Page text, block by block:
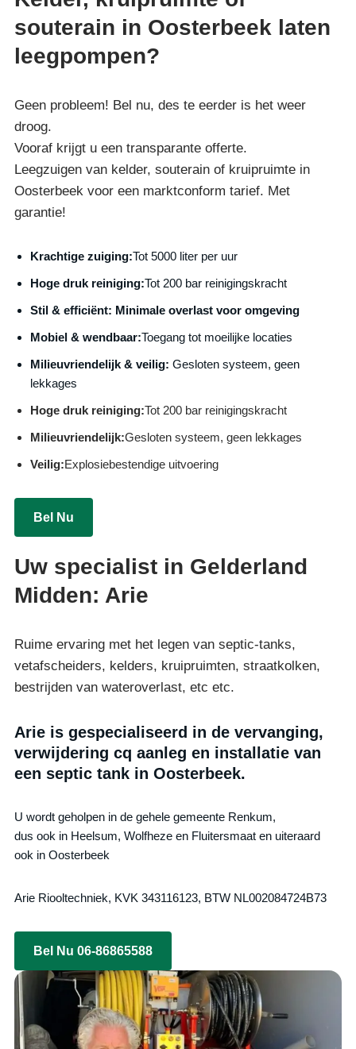
souterain in Oosterbeek laten
leegpompen?
Geen probleem! Bel nu, des te eerder is het weer
droog.
Vooraf krijgt u een transparante offerte.
Leegzuigen van kelder, souterain of kruipruimte in
Oosterbeek voor een marktconform tarief. Met
garantie!
Krachtige zuiging:Tot 5000 liter per uur
Hoge druk reiniging:Tot 200 bar reinigingskracht
Stil & efficiënt: Minimale overlast voor omgeving
Mobiel & wendbaar:Toegang tot moeilijke locaties
Milieuvriendelijk & veilig: Gesloten systeem, geen
lekkages
Hoge druk reiniging:Tot 200 bar reinigingskracht
Milieuvriendelijk:Gesloten systeem, geen lekkages
Veilig:Explosiebestendige uitvoering
Bel Nu
Uw specialist in Gelderland
Midden: Arie
Ruime ervaring met het legen van septic-tanks,
vetafscheiders, kelders, kruipruimten, straatkolken,
bestrijden van wateroverlast, etc etc.
Arie is gespecialiseerd in de vervanging,
verwijdering cq aanleg en installatie van
een septic tank in Oosterbeek.
U wordt geholpen in de gehele gemeente Renkum,
dus ook in Heelsum, Wolfheze en Fluitersmaat en uiteraard
ook in Oosterbeek
Arie Riooltechniek, KVK 343116123, BTW NL002084724B73
Bel Nu 06-86865588